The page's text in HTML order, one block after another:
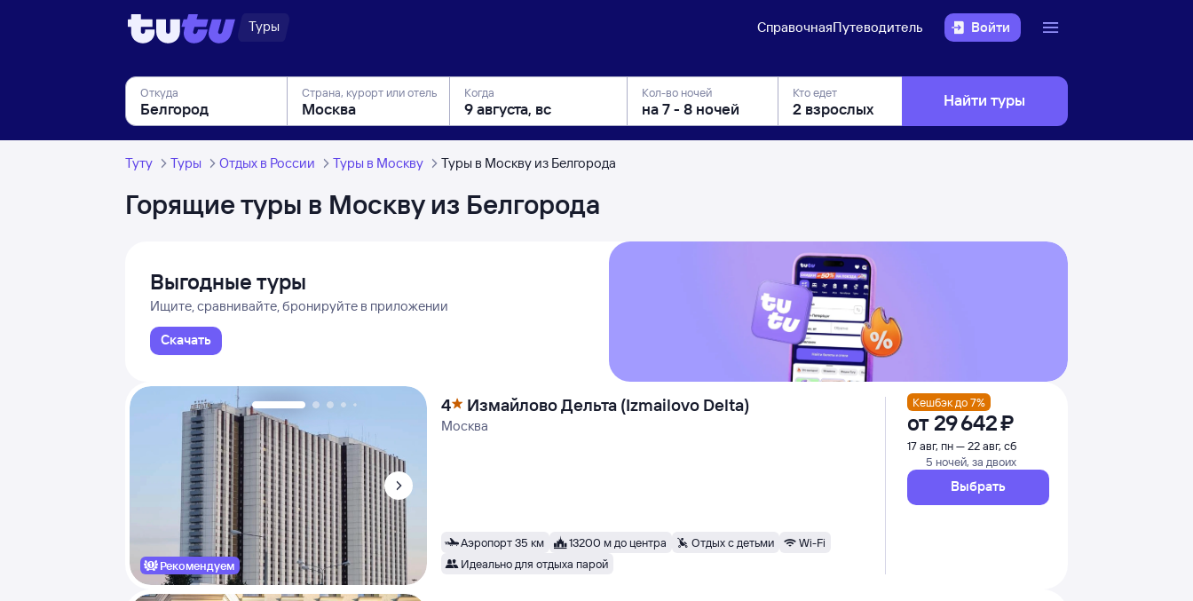
Туры СправочнаяПутеводитель Войти
Откуда Страна, курорт или отель Когда Кол-во ночей Кто едет Найти туры
Туту Туры Отдых в России Туры в Москву Туры в Москву из Белгорода
Горящие туры в Москву из Белгорода
Выгодные туры
Ищите, сравнивайте, бронируйте в приложении
Скачать
Рекомендуем
4 Измайлово Дельта (Izmailovo Delta)
Москва
Аэропорт 35 км 13200 м до центра Отдых с детьми
Wi-Fi
Идеально для отдыха парой
Кешбэк до 7%
от 29 ⁠642 ⁠₽
17 авг, пн — 22 авг, сб
5 ночей, за двоих
Выбрать